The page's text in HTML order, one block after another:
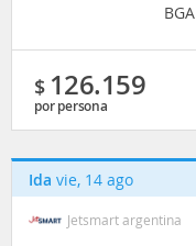
BGA
$ 126.159
por persona
Ida vie, 14 ago
Jetsmart argentina